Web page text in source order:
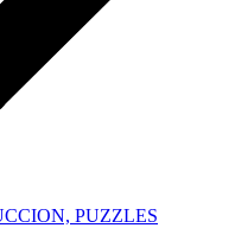
PUZZLES